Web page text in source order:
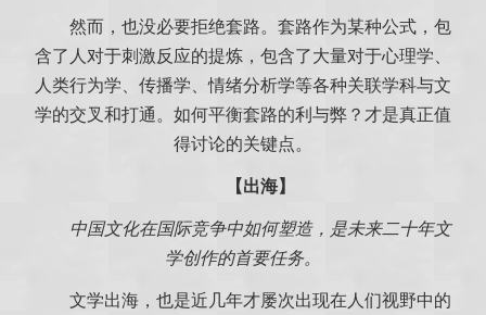
然而，也没必要拒绝套路。套路作为某种公式，包
含了人对于刺激反应的提炼，包含了大量对于心理学、
人类行为学、传播学、情绪分析学等各种关联学科与文
学的交叉和打通。如何平衡套路的利与弊？才是真正值
得讨论的关键点。
【出海】
中国文化在国际竞争中如何塑造，是未来二十年文
学创作的首要任务。
文学出海，也是近几年才屡次出现在人们视野中的